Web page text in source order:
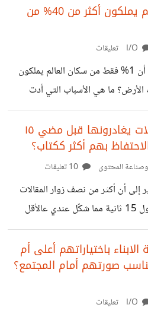
في إدارة الأوقات المزدحمة
وتربيتهم المباشرة، يعني بقي
حياتنا، يشكّلان النموذج الأول
والمبادئ. وحتى مع وجود جليسة
في الحب والتوجيه والأمان
1% من سكان العالم يملكون أكثر من 40% من
كيف يمكن تفسير حقيقة أن 1% فقط من سكان العالم يملكون
ثروات الأرض؟ ما هي الأسباب التي أدت
في توزيع الثروات؟
55% من زوار المقالات يغادرونها قبل مضي ١٥
بهم أكثر ككتاب؟
المحتوى
أن أكثر من نصف زوار المقالات
يغادرون الصفحة خلال أول 15 ثانية مما شكّل عندي عالأقل
تحدي كبير لجذب انتباه القارئ
على أن ابدأ بمقدمة قوية تقدّم وعود
مهم يشغل القارئ أو تنشئ فضول
اعتماد أسلوب الكتابة البسيط
قصيرة لتسهيل القراءة وإضافة
باختياراتهم أعلى أم
صورتهم أمام المجتمع؟